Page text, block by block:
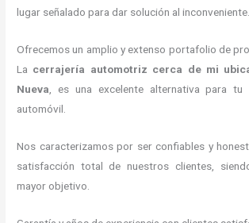
lugar señalado para dar solución al inconveniente.
Ofrecemos un amplio y extenso portafolio de
La cerrajería automotriz cerca de mi
Nueva, es una excelente alternativa para tu
automóvil.
Nos caracterizamos por ser confiables y
satisfacción total de nuestros clientes,
mayor objetivo.